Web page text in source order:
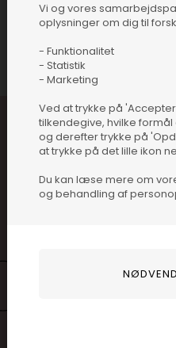
Vi og vores
oplysninger om dig til
- Funktionalitet
- Statistik
- Marketing
Ved at trykke på
tilkendegive, hvilke
og derefter trykke på
at trykke på det lille ikon
Du kan læse mere om
og behandling af